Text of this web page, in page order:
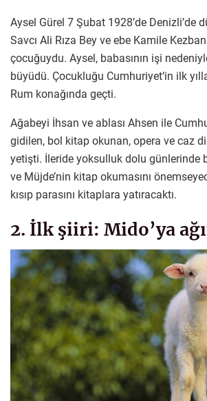
Aysel Gürel 7 Şubat 1928’de Denizli’de
Savcı Ali Rıza Bey ve ebe Kamile Kezban
çocuğuydu. Aysel, babasının işi
büyüdü. Çocukluğu Cumhuriyet‘in ilk
Rum konağında geçti.
Ağabeyi İhsan ve ablası Ahsen ile
gidilen, bol kitap okunan, opera ve caz
yetişti. İleride yoksulluk dolu günlerinde
ve Müjde’nin kitap okumasını
kısıp parasını kitaplara yatıracaktı.
2. İlk şiiri: Mido’ya